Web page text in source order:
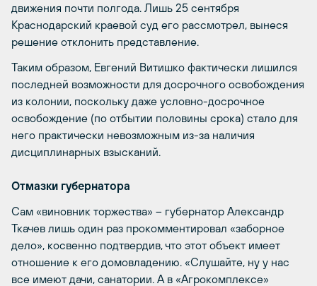
движения почти полгода. Лишь 25 сентября
Краснодарский краевой суд его рассмотрел, вынеся
решение отклонить представление.
Таким образом, Евгений Витишко фактически лишился
последней возможности для досрочного освобождения
из колонии, поскольку даже условно-досрочное
освобождение (по отбытии половины срока) стало для
него практически невозможным из-за наличия
дисциплинарных взысканий.
Отмазки губернатора
Сам «виновник торжества» – губернатор Александр
Ткачев лишь один раз прокомментировал «заборное
дело», косвенно подтвердив, что этот объект имеет
отношение к его домовладению. «Слушайте, ну у нас
все имеют дачи, санатории. А в «Агрокомплексе»